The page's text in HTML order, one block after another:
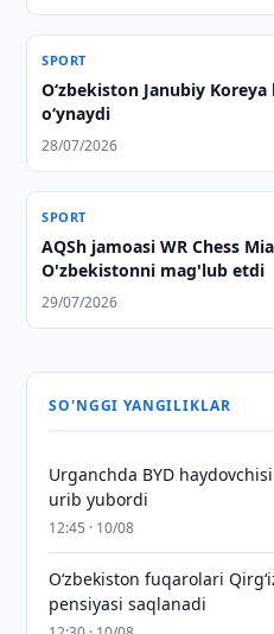
SPORT
O‘zbekiston Janubiy
o‘ynaydi
28/07/2026
SPORT
AQSh jamoasi WR Chess
O'zbekistonni mag'lub etdi
29/07/2026
SO'NGGI YANGILIKLAR
Urganchda BYD
urib yubordi
12:45 · 10/08
O‘zbekiston fuqarolari
pensiyasi saqlanadi